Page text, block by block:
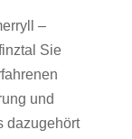
–
Sie
und
dazugehört